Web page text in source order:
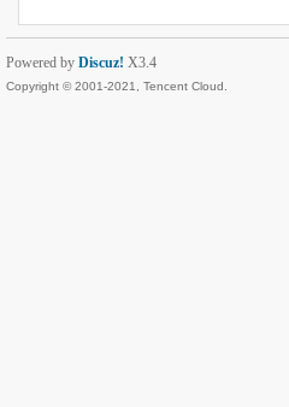
Powered by Discuz! X3.4
Copyright © 2001-2021, Tencent Cloud.